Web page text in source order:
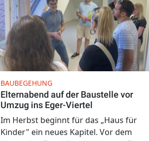
BAUBEGEHUNG
Elternabend auf der Baustelle vor
Umzug ins Eger-Viertel
Im Herbst beginnt für das „Haus für
Kinder" ein neues Kapitel. Vor dem